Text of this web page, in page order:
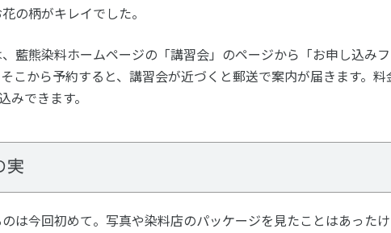
の柄がキレイでした。
藍熊染料ホームページの「講習会」のページから「お申し込み
こから予約すると、講習会が近づくと郵送で案内が届きます。料
みできます。
実
は今回初めて。写真や染料店のパッケージを見たことはあった